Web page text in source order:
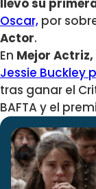
Oscar, por
Actor.
En Mejor Actriz,
Jessie Buckley
tras ganar el
BAFTA y el